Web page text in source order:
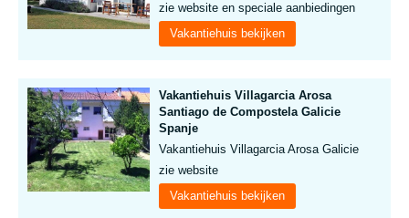
zie website en speciale aanbiedingen
Vakantiehuis bekijken
Vakantiehuis Villagarcia Arosa
Santiago de Compostela Galicie
Spanje
Vakantiehuis Villagarcia Arosa Galicie
zie website
Vakantiehuis bekijken